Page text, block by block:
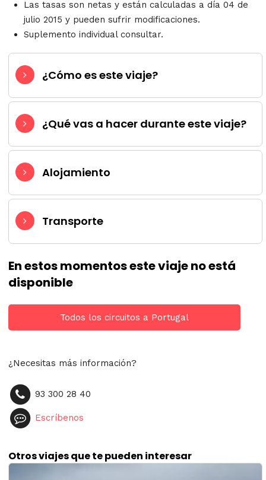
Las tasas son netas y están calculadas a día 04 de
julio 2015 y pueden sufrir modificaciones.
Suplemento individual consultar.
¿Cómo es este viaje?
¿Qué vas a hacer durante este viaje?
Alojamiento
Transporte
En estos momentos este viaje no está
disponible
Todos los circuitos a Portugal
¿Necesitas más información?
93 300 28 40
Escríbenos
Otros viajes que te pueden interesar